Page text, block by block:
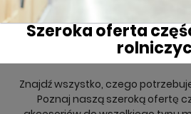
Szeroka oferta
Znajdź wszystko, czego
Poznaj naszą szeroką ofertę